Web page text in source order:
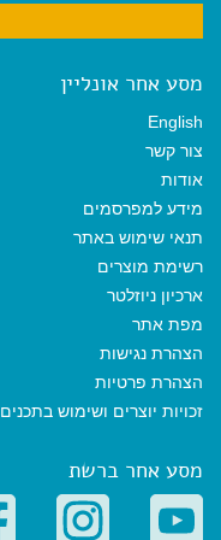
מסע אחר אונליין
English
צור קשר
אודות
מידע למפרסמים
תנאי שימוש באתר
רשימת מוצרים
ארכיון ניוזלטר
מפת אתר
הצהרת נגישות
הצהרת פרטיות
זכויות יוצרים ושימוש בתכנים
מסע אחר ברשת